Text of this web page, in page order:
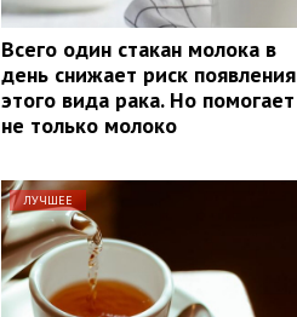
Всего один стакан молока в
день снижает риск появления
этого вида рака. Но помогает
не только молоко
ЛУЧШЕЕ